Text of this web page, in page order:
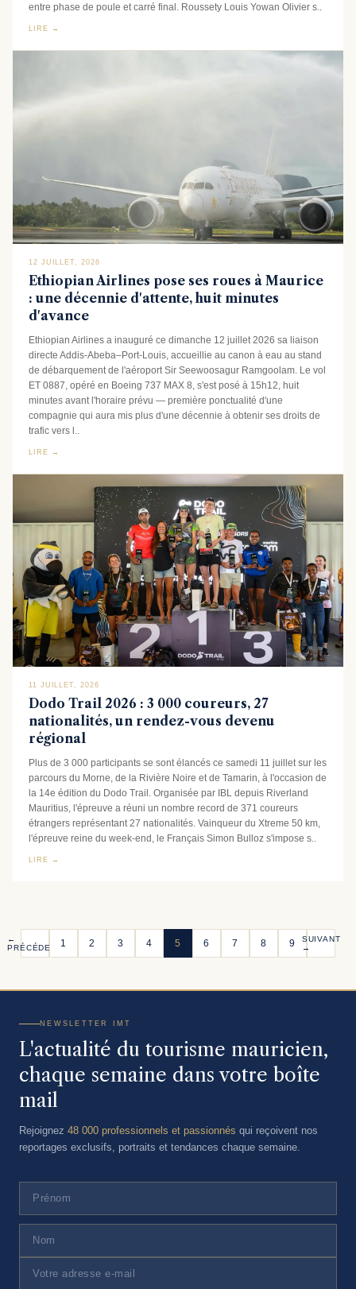
entre phase de poule et carré final. Roussety Louis Yowan Olivier s..
LIRE →
12 JUILLET, 2026
Ethiopian Airlines pose ses roues à Maurice
: une décennie d'attente, huit minutes
d'avance
Ethiopian Airlines a inauguré ce dimanche 12 juillet 2026 sa liaison
directe Addis-Abeba–Port-Louis, accueillie au canon à eau au stand
de débarquement de l'aéroport Sir Seewoosagur Ramgoolam. Le vol
ET 0887, opéré en Boeing 737 MAX 8, s'est posé à 15h12, huit
minutes avant l'horaire prévu — première ponctualité d'une
compagnie qui aura mis plus d'une décennie à obtenir ses droits de
trafic vers l..
LIRE →
11 JUILLET, 2026
Dodo Trail 2026 : 3 000 coureurs, 27
nationalités, un rendez-vous devenu
régional
Plus de 3 000 participants se sont élancés ce samedi 11 juillet sur les
parcours du Morne, de la Rivière Noire et de Tamarin, à l'occasion de
la 14e édition du Dodo Trail. Organisée par IBL depuis Riverland
Mauritius, l'épreuve a réuni un nombre record de 371 coureurs
étrangers représentant 27 nationalités. Vainqueur du Xtreme 50 km,
l'épreuve reine du week-end, le Français Simon Bulloz s'impose s..
LIRE →
←
PRÉCÉDENT1 2 3 4 5 6 7 8 9
SUIVANT
→
NEWSLETTER IMT
L'actualité du tourisme mauricien,
chaque semaine dans votre boîte
mail
Rejoignez 48 000 professionnels et passionnés qui reçoivent nos
reportages exclusifs, portraits et tendances chaque semaine.